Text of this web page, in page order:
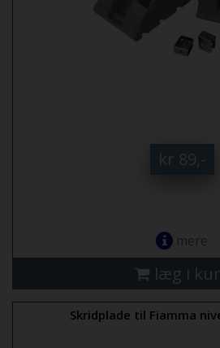
kr 89,-
mere
læg i
Skridplade til Fiamma